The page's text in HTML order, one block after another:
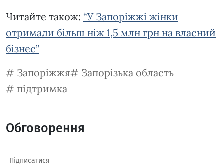
Читайте також: “У Запоріжжі жінки
отримали більш ніж 1,5 млн грн на власний
бізнес”
Запоріжжя
Запорізька область
підтримка
Обговорення
Підписатися